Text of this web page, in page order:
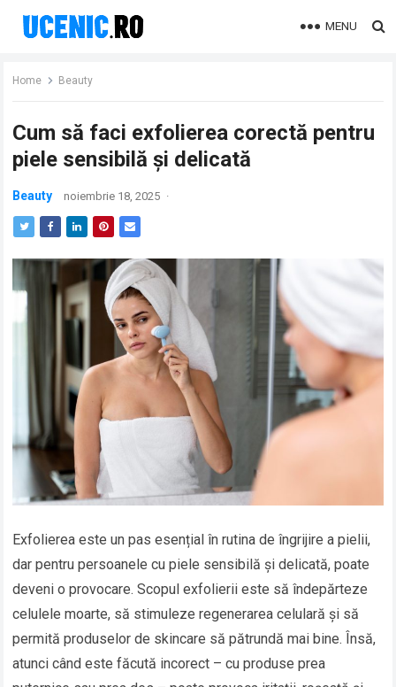
MENU
Home Beauty
Cum să faci exfolierea corectă pentru
piele sensibilă și delicată
Beauty noiembrie 18, 2025 ·
Exfolierea este un pas esențial în rutina de îngrijire a pielii,
dar pentru persoanele cu piele sensibilă și delicată, poate
deveni o provocare. Scopul exfolierii este să îndepărteze
celulele moarte, să stimuleze regenerarea celulară și să
permită produselor de skincare să pătrundă mai bine. Însă,
atunci când este făcută incorect – cu produse prea